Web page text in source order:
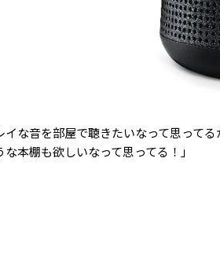
イな音を部屋で聴きたいなって思っ
な本棚も欲しいなって思ってる！」